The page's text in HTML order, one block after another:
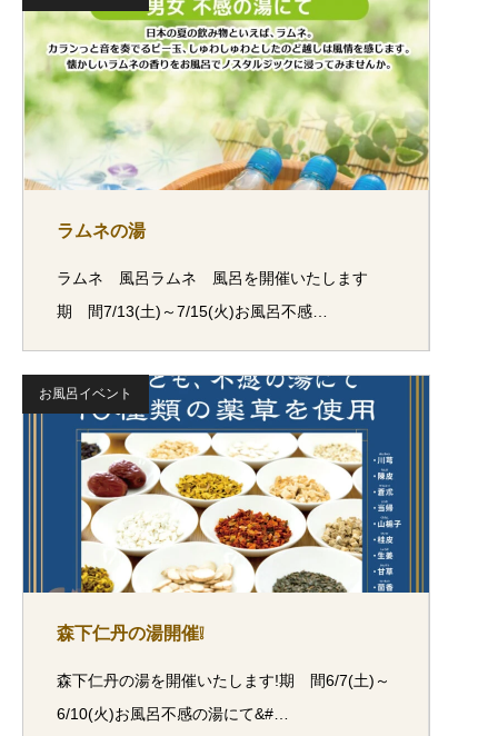
ラムネの湯
ラムネ 風呂ラムネ 風呂を開催いたします
期 間7/13(土)～7/15(火)お風呂不感…
お風呂イベント
森下仁丹の湯開催❕
森下仁丹の湯を開催いたします!期 間6/7(土)～
6/10(火)お風呂不感の湯にて&#…